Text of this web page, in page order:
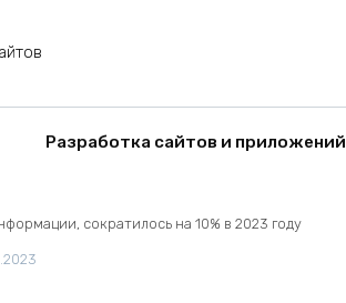
Разработка сайтов и приложений
сократилось на 10% в 2023 году